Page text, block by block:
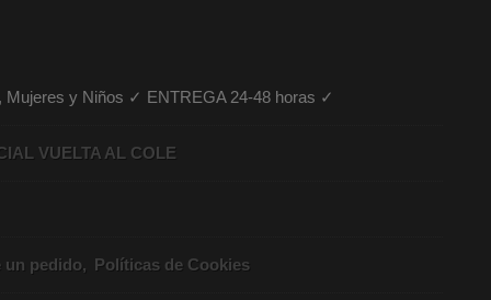
Mujeres y Niños ✓ ENTREGA 24-48 horas ✓
VUELTA AL COLE
un pedido Políticas de Cookies